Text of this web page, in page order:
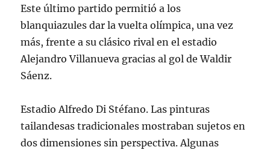
Este último partido permitió a los
blanquiazules dar la vuelta olímpica, una vez
más, frente a su clásico rival en el estadio
Alejandro Villanueva gracias al gol de Waldir
Sáenz.
Estadio Alfredo Di Stéfano. Las pinturas
tailandesas tradicionales mostraban sujetos en
dos dimensiones sin perspectiva. Algunas